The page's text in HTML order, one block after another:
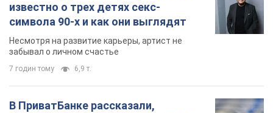
известно о трех детях секс-
символа 90-х и как они выглядят
Несмотря на развитие карьеры, артист не
забывал о личном счастье
7 годин тому 6,9 т.
В ПриватБанке рассказали,